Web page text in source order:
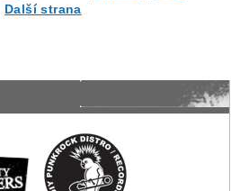
Další strana